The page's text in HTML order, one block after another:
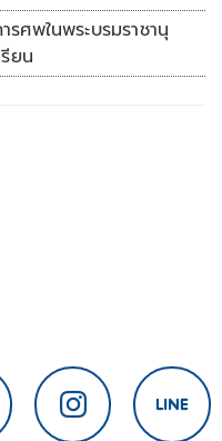
ศพในพระบรมราชานุ
ยน